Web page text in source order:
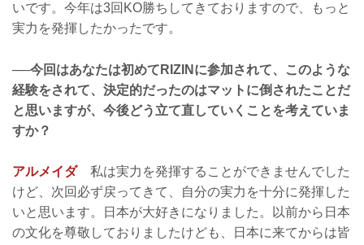
いです。今年は3回KO勝ちしてきておりますので、もっと
実力を発揮したかったです。
──今回はあなたは初めてRIZINに参加されて、このような
経験をされて、決定的だったのはマットに倒されたことだ
と思いますが、今後どう立て直していくことを考えていま
すか？
アルメイダ私は実力を発揮することができませんでした
けど、次回必ず戻ってきて、自分の実力を十分に発揮した
いと思います。日本が大好きになりました。以前から日本
の文化を尊敬しておりましたけども、日本に来てからは皆